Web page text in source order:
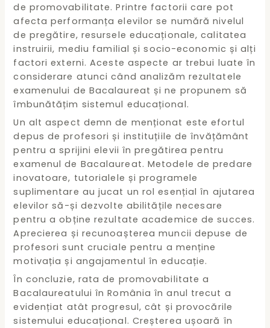
de promovabilitate. Printre factorii care pot
afecta performanța elevilor se numără nivelul
de pregătire, resursele educaționale, calitatea
instruirii, mediu familial și socio-economic și alți
factori externi. Aceste aspecte ar trebui luate în
considerare atunci când analizăm rezultatele
examenului de Bacalaureat și ne propunem să
îmbunătățim sistemul educațional.
Un alt aspect demn de menționat este efortul
depus de profesori și instituțiile de învățământ
pentru a sprijini elevii în pregătirea pentru
examenul de Bacalaureat. Metodele de predare
inovatoare, tutorialele și programele
suplimentare au jucat un rol esențial în ajutarea
elevilor să-și dezvolte abilitățile necesare
pentru a obține rezultate academice de succes.
Aprecierea și recunoașterea muncii depuse de
profesori sunt cruciale pentru a menține
motivația și angajamentul în educație.
În concluzie, rata de promovabilitate a
Bacalaureatului în România în anul trecut a
evidențiat atât progresul, cât și provocările
sistemului educațional. Creșterea ușoară în